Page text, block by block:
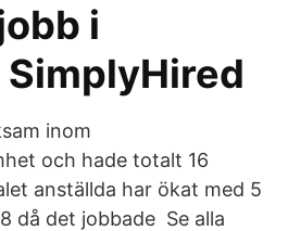
i
inom
och hade totalt 16
anställda har ökat med 5
då det jobbade Se alla